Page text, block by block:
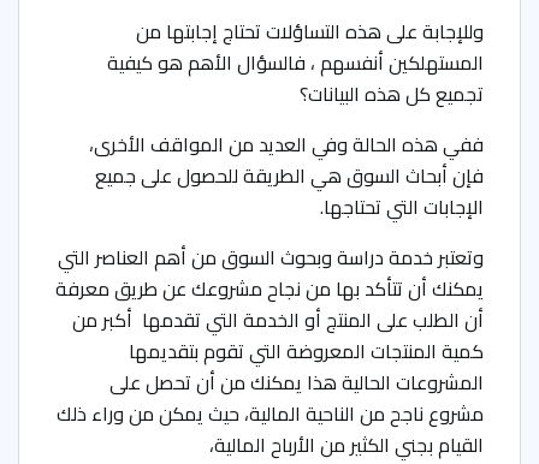
وللإجابة على هذه التساؤلات تحتاج إجابتها من
المستهلكين أنفسهم ، فالسؤال الأهم هو كيفية
تجميع كل هذه البيانات؟
ففي هذه الحالة وفي العديد من المواقف الأخرى،
فإن أبحاث السوق هي الطريقة للحصول على جميع
الإجابات التي تحتاجها.
وتعتبر خدمةدراسة وبحوث السوقمن أهم العناصر التي
يمكنك أن تتأكد بها من نجاح مشروعك عن طريق معرفة
أن الطلب على المنتج أو الخدمة التي تقدمها أكبر من
كمية المنتجات المعروضة التي تقوم بتقديمها
المشروعات الحالية هذا يمكنك من أن تحصل على
مشروع ناجح من الناحية المالية، حيث يمكن من وراء ذلك
القيام بجني الكثير من الأرباح المالية،